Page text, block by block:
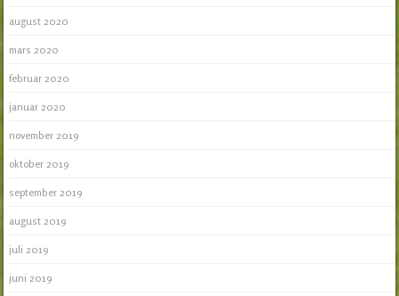
august 2020
mars 2020
februar 2020
januar 2020
november 2019
oktober 2019
september 2019
august 2019
juli 2019
juni 2019